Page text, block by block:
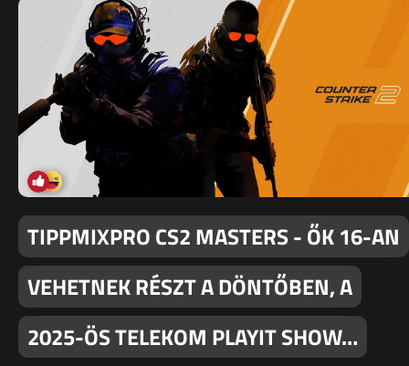
TIPPMIXPRO CS2 MASTERS - ŐK 16-AN
VEHETNEK RÉSZT A DÖNTŐBEN, A
2025-ÖS TELEKOM PLAYIT SHOW…